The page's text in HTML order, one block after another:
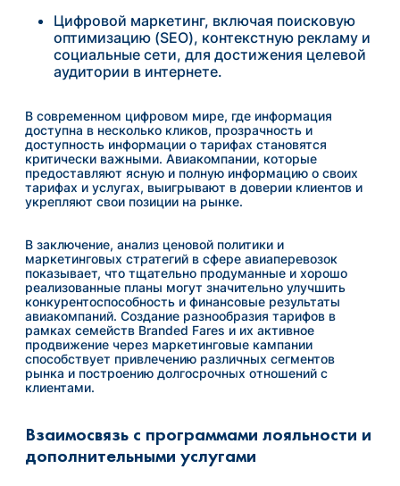
Цифровой маркетинг, включая поисковую
оптимизацию (SEO), контекстную рекламу и
социальные сети, для достижения целевой
аудитории в интернете.
В современном цифровом мире, где информация
доступна в несколько кликов, прозрачность и
доступность информации о тарифах становятся
критически важными. Авиакомпании, которые
предоставляют ясную и полную информацию о своих
тарифах и услугах, выигрывают в доверии клиентов и
укрепляют свои позиции на рынке.
В заключение, анализ ценовой политики и
маркетинговых стратегий в сфере авиаперевозок
показывает, что тщательно продуманные и хорошо
реализованные планы могут значительно улучшить
конкурентоспособность и финансовые результаты
авиакомпаний. Создание разнообразия тарифов в
рамках семейств Branded Fares и их активное
продвижение через маркетинговые кампании
способствует привлечению различных сегментов
рынка и построению долгосрочных отношений с
клиентами.
Взаимосвязь с программами лояльности и
дополнительными услугами